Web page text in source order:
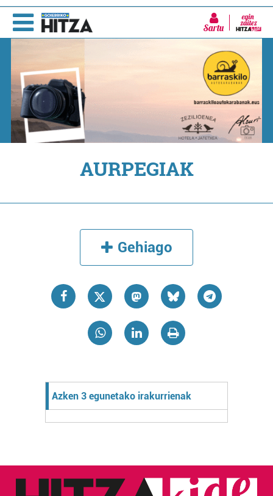
Sartu
AURPEGIAK
Gehiago
Azken 3 egunetako irakurrienak